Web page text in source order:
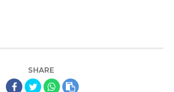
SHARE